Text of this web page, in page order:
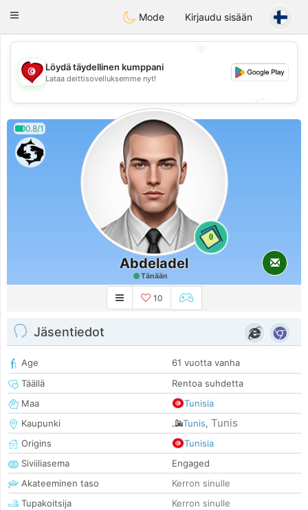
Tunisia Dating
Toggle
Mode Kirjaudu sisään
💖
💕
Löydä täydellinen kumppani
Lataa deittisovelluksemme nyt!
0.8/1
0
Abdeladel
Tänään
10
Jäsentiedot
Age
61 vuotta vanha
Täällä
Rentoa suhdetta
Maa
Tunisia
Kaupunki
Tunis, Tunis
Origins
Tunisia
Siviiliasema
Engaged
Akateeminen taso
Kerron sinulle
Tupakoitsija
Kerron sinulle